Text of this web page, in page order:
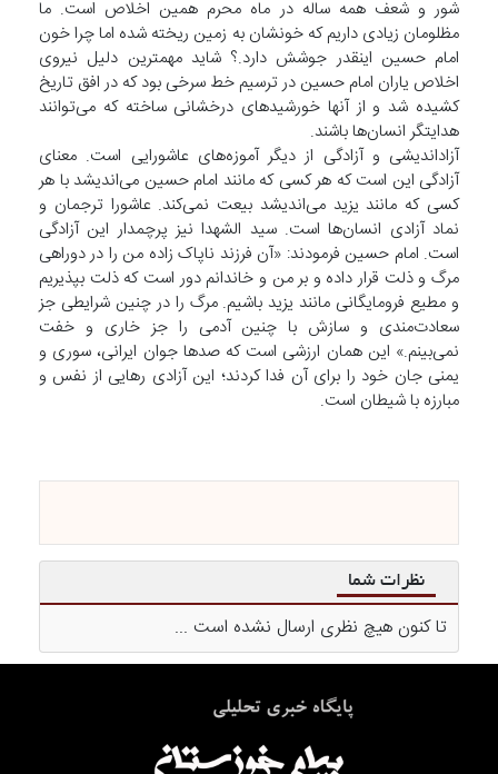
شور و شعف همه ساله در ماه محرم همین اخلاص است. ما
مظلومان زیادی داریم که خونشان به زمین ریخته شده اما چرا خون
امام حسین اینقدر جوشش دارد.؟ شاید مهمترین دلیل نیروی
اخلاص یاران امام حسین در ترسیم خط سرخی بود که در افق تاریخ
کشیده شد و از آنها خورشیدهای درخشانی ساخته که می‌توانند
هدایتگر انسان‌ها باشند.
آزاداندیشی و آزادگی از دیگر آموزه‌های عاشورایی است. معنای
آزادگی این است که هر کسی که مانند امام حسین می‌اندیشد با هر
کسی که مانند یزید می‌اندیشد بیعت نمی‌کند. عاشورا ترجمان و
نماد آزادی انسان‌ها است. سید الشهدا نیز پرچمدار این آزادگی
است. امام حسین فرمودند: «آن فرزند ناپاک زاده من را در دوراهی
مرگ و ذلت قرار داده و بر من و خاندانم دور است که ذلت بپذیریم
و مطیع فرومایگانی مانند یزید باشیم. مرگ را در چنین شرایطی جز
سعادت‌مندی و سازش با چنین آدمی‌ را جز خاری و خفت
نمی‌بینم.» این همان ارزشی است که صدها جوان ایرانی، سوری و
یمنی جان خود را برای آن فدا کردند؛ این آزادی رهایی از نفس و
مبارزه با شیطان است.
نظرات شما
تا کنون هیچ نظری ارسال نشده است ...